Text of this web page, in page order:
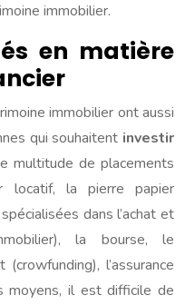
immobilier.
en matière
immobilier ont aussi
qui souhaitent investir
multitude de placements
locatif, la pierre papier
dans l’achat et
la bourse, le
l’assurance
moyens, il est difficile de